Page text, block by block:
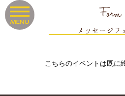
Form
メッセージフ
こちらのイベントは既に